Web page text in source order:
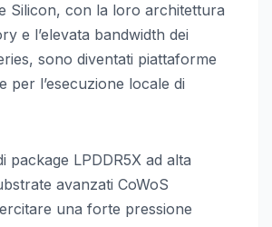
Silicon, con la loro architettura
e l’elevata bandwidth dei
sono diventati piattaforme
per l’esecuzione locale di
package LPDDR5X ad alta
avanzati CoWoS
una forte pressione